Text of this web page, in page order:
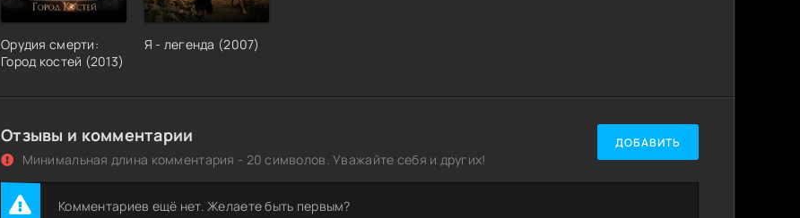
Орудия смерти:
Город костей (2013)
Я - легенда (2007)
Отзывы и комментарии
Минимальная длина комментария - 20 символов. Уважайте себя и других!
ДОБАВИТЬ
Комментариев ещё нет. Желаете быть первым?